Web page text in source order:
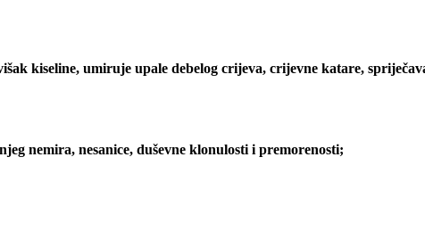
kiseline, umiruje upale debelog crijeva, crijevne katare,
nemira, nesanice, duševne klonulosti i premorenosti;